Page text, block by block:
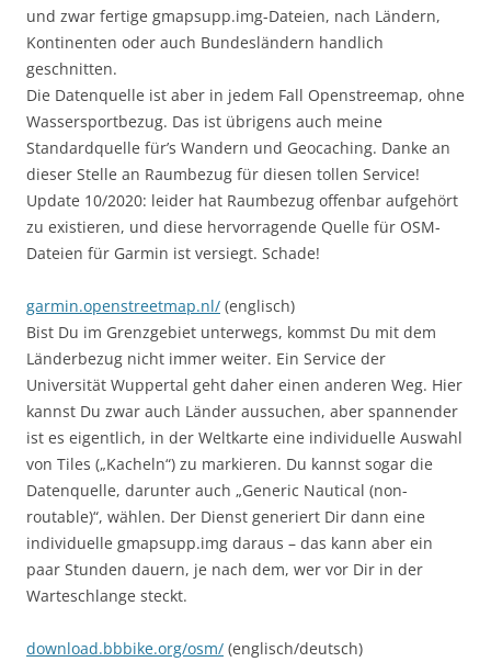
und zwar fertige gmapsupp.img-Dateien, nach Ländern,
Kontinenten oder auch Bundesländern handlich
geschnitten.
Die Datenquelle ist aber in jedem Fall Openstreemap, ohne
Wassersportbezug. Das ist übrigens auch meine
Standardquelle für’s Wandern und Geocaching. Danke an
dieser Stelle an Raumbezug für diesen tollen Service!
Update 10/2020: leider hat Raumbezug offenbar aufgehört
zu existieren, und diese hervorragende Quelle für OSM-
Dateien für Garmin ist versiegt. Schade!
garmin.openstreetmap.nl/ (englisch)
Bist Du im Grenzgebiet unterwegs, kommst Du mit dem
Länderbezug nicht immer weiter. Ein Service der
Universität Wuppertal geht daher einen anderen Weg. Hier
kannst Du zwar auch Länder aussuchen, aber spannender
ist es eigentlich, in der Weltkarte eine individuelle Auswahl
von Tiles („Kacheln“) zu markieren. Du kannst sogar die
Datenquelle, darunter auch „Generic Nautical (non-
routable)“, wählen. Der Dienst generiert Dir dann eine
individuelle gmapsupp.img daraus – das kann aber ein
paar Stunden dauern, je nach dem, wer vor Dir in der
Warteschlange steckt.
download.bbbike.org/osm/ (englisch/deutsch)